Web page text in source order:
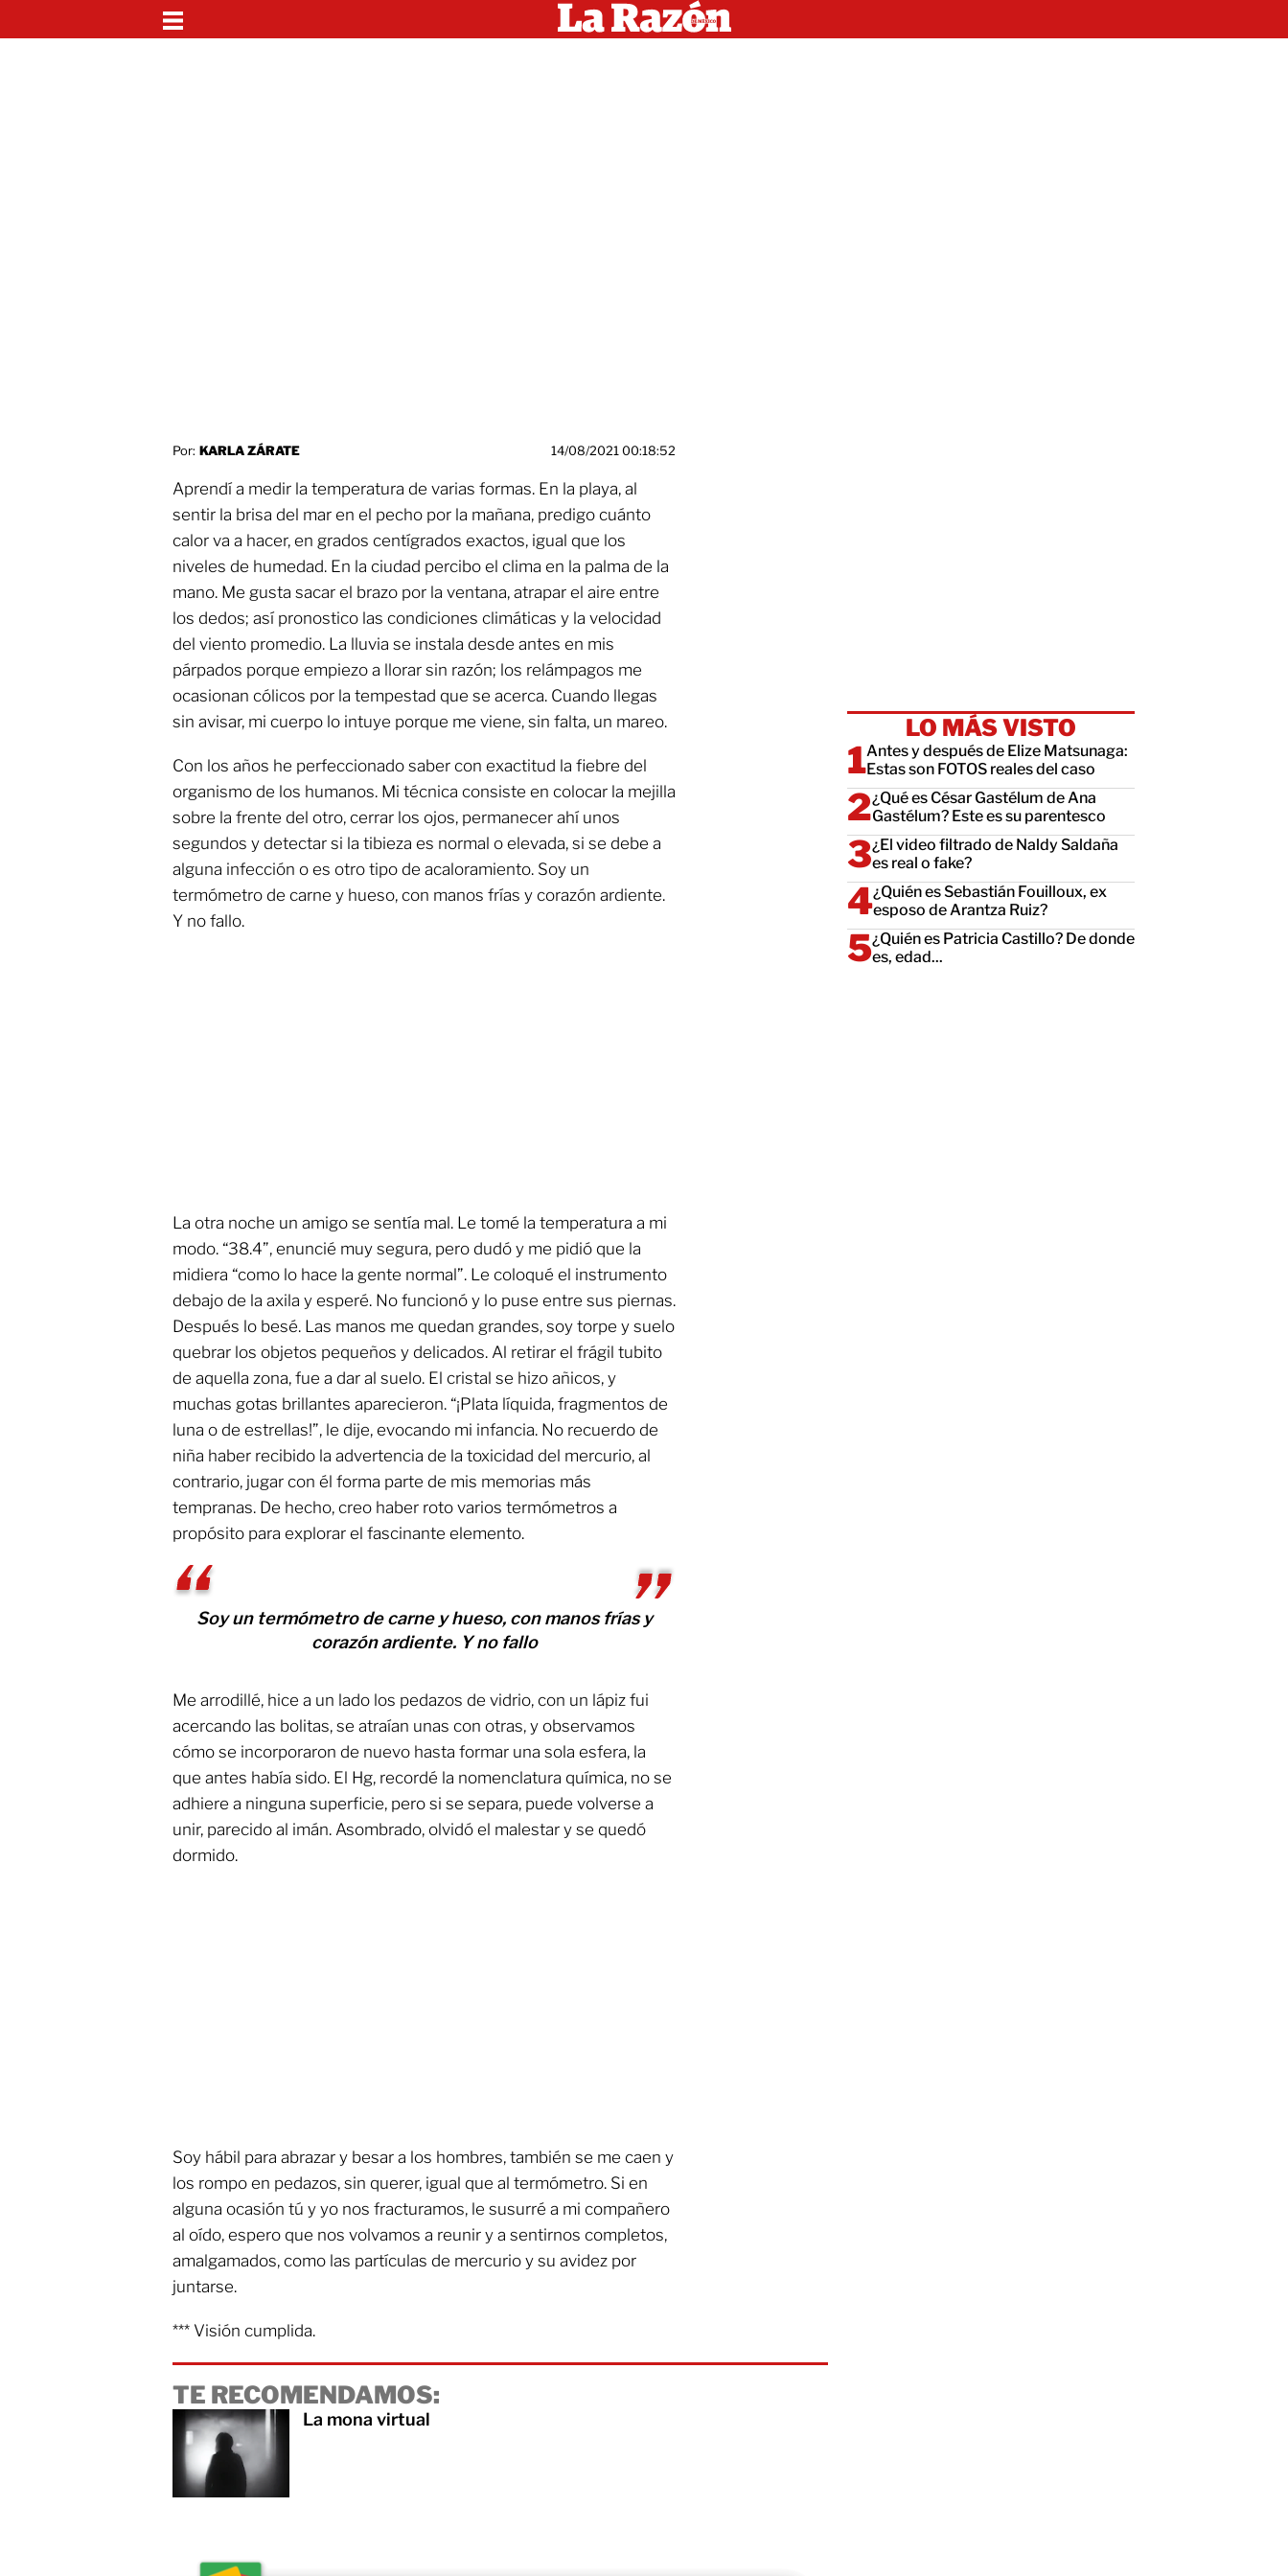
Por: KARLA ZÁRATE 14/08/2021 00:18:52
Aprendí a medir la temperatura de varias formas. En la playa, al
sentir la brisa del mar en el pecho por la mañana, predigo cuánto
calor va a hacer, en grados centígrados exactos, igual que los
niveles de humedad. En la ciudad percibo el clima en la palma de la
mano. Me gusta sacar el brazo por la ventana, atrapar el aire entre
los dedos; así pronostico las condiciones climáticas y la velocidad
del viento promedio. La lluvia se instala desde antes en mis
párpados porque empiezo a llorar sin razón; los relámpagos me
ocasionan cólicos por la tempestad que se acerca. Cuando llegas
sin avisar, mi cuerpo lo intuye porque me viene, sin falta, un mareo.
Con los años he perfeccionado saber con exactitud la fiebre del
organismo de los humanos. Mi técnica consiste en colocar la mejilla
sobre la frente del otro, cerrar los ojos, permanecer ahí unos
segundos y detectar si la tibieza es normal o elevada, si se debe a
alguna infección o es otro tipo de acaloramiento. Soy un
termómetro de carne y hueso, con manos frías y corazón ardiente.
Y no fallo.
La otra noche un amigo se sentía mal. Le tomé la temperatura a mi
modo. “38.4”, enuncié muy segura, pero dudó y me pidió que la
midiera “como lo hace la gente normal”. Le coloqué el instrumento
debajo de la axila y esperé. No funcionó y lo puse entre sus piernas.
Después lo besé. Las manos me quedan grandes, soy torpe y suelo
quebrar los objetos pequeños y delicados. Al retirar el frágil tubito
de aquella zona, fue a dar al suelo. El cristal se hizo añicos, y
muchas gotas brillantes aparecieron. “¡Plata líquida, fragmentos de
luna o de estrellas!”, le dije, evocando mi infancia. No recuerdo de
niña haber recibido la advertencia de la toxicidad del mercurio, al
contrario, jugar con él forma parte de mis memorias más
tempranas. De hecho, creo haber roto varios termómetros a
propósito para explorar el fascinante elemento.
Soy un termómetro de carne y hueso, con manos frías y
corazón ardiente. Y no fallo
Me arrodillé, hice a un lado los pedazos de vidrio, con un lápiz fui
acercando las bolitas, se atraían unas con otras, y observamos
cómo se incorporaron de nuevo hasta formar una sola esfera, la
que antes había sido. El Hg, recordé la nomenclatura química, no se
adhiere a ninguna superficie, pero si se separa, puede volverse a
unir, parecido al imán. Asombrado, olvidó el malestar y se quedó
dormido.
Soy hábil para abrazar y besar a los hombres, también se me caen y
los rompo en pedazos, sin querer, igual que al termómetro. Si en
alguna ocasión tú y yo nos fracturamos, le susurré a mi compañero
al oído, espero que nos volvamos a reunir y a sentirnos completos,
amalgamados, como las partículas de mercurio y su avidez por
juntarse.
*** Visión cumplida.
TE RECOMENDAMOS:
La mona virtual
LO MÁS VISTO
Antes y después de Elize Matsunaga:
Estas son FOTOS reales del caso
¿Qué es César Gastélum de Ana
Gastélum? Este es su parentesco
¿El video filtrado de Naldy Saldaña
es real o fake?
¿Quién es Sebastián Fouilloux, ex
esposo de Arantza Ruiz?
¿Quién es Patricia Castillo? De donde
es, edad...